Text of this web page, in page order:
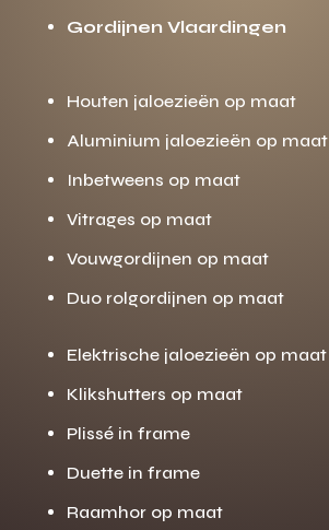
Gordijnen Vlaardingen
Houten jaloezieën op maat
Aluminium jaloezieën op maat
Inbetweens op maat
Vitrages op maat
Vouwgordijnen op maat
Duo rolgordijnen op maat
Elektrische jaloezieën op maat
Klikshutters op maat
Plissé in frame
Duette in frame
Raamhor op maat